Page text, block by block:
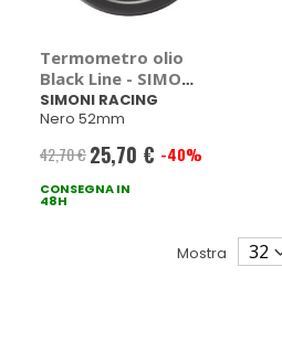
Termometro olio
Black Line - SIMONI
RACING
SIMONI RACING
Nero 52mm
42,70 € Prezzo
speciale
25,70 € -40%
CONSEGNA IN
48H
Mostra